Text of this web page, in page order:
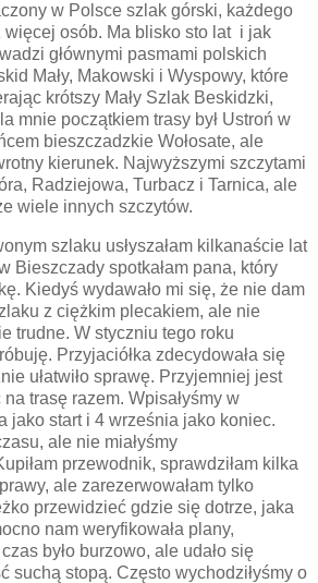
w Polsce szlak górski, każdego
więcej osób. Ma blisko sto lat i jak
głównymi pasmami polskich
Mały, Makowski i Wyspowy, które
krótszy Mały Szlak Beskidzki,
mnie początkiem trasy był Ustroń w
bieszczadzkie Wołosate, ale
kierunek. Najwyższymi szczytami
Radziejowa, Turbacz i Tarnica, ale
wiele innych szczytów.
szlaku usłyszałam kilkanaście lat
Bieszczady spotkałam pana, który
Kiedyś wydawało mi się, że nie dam
z ciężkim plecakiem, ale nie
trudne. W styczniu tego roku
Przyjaciółka zdecydowała się
ułatwiło sprawę. Przyjemniej jest
trasę razem. Wpisałyśmy w
jako start i 4 września jako koniec.
ale nie miałyśmy
przewodnik, sprawdziłam kilka
ale zarezerwowałam tylko
przewidzieć gdzie się dotrze, jaka
nam weryfikowała plany,
było burzowo, ale udało się
suchą stopą. Często wychodziłyśmy o